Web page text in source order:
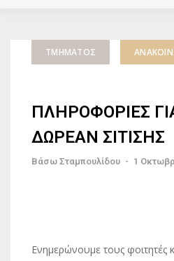
ΤΜΉΜΑΤΟΣ
ΠΛΗΡΟΦΟΡΙΕΣ
ΔΩΡΕΑΝ ΣΙΤΙΣΗΣ
Βάσω Σταμπουλίδου - 1
Ενημερώνουμε τους φοιτητές